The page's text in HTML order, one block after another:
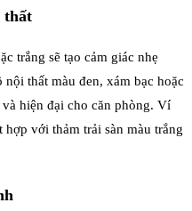
thất
trắng sẽ tạo cảm giác nhẹ
thất màu đen, xám bạc hoặc
hiện đại cho căn phòng. Ví
với thảm trải sàn màu trắng